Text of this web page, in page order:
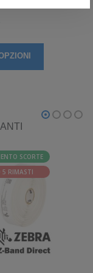
SCORTE
5 RIMASTI